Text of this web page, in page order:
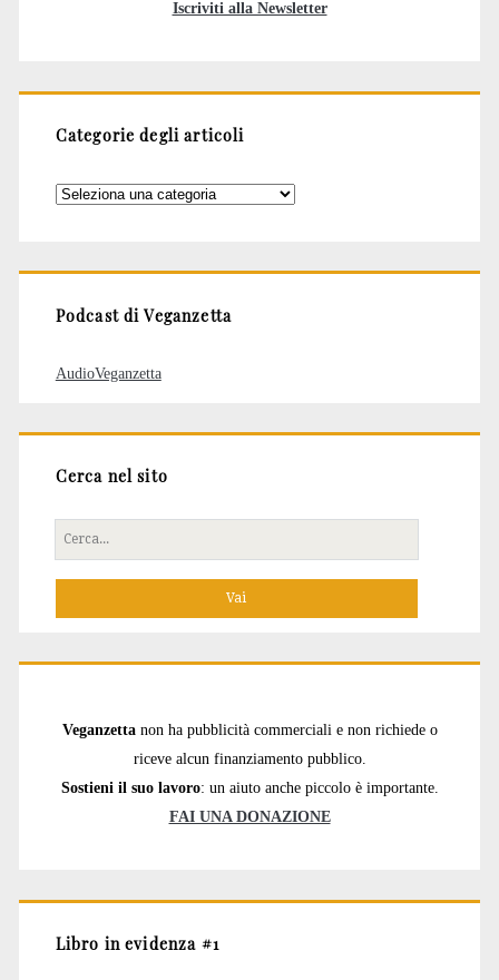
Iscriviti alla Newsletter
Categorie degli articoli
Categorie
Podcast di Veganzetta
AudioVeganzetta
Cerca nel sito
Cerca
per:
Veganzetta non ha pubblicità commerciali e non richiede o
riceve alcun finanziamento pubblico.
Sostieni il suo lavoro: un aiuto anche piccolo è importante.
FAI UNA DONAZIONE
Libro in evidenza #1